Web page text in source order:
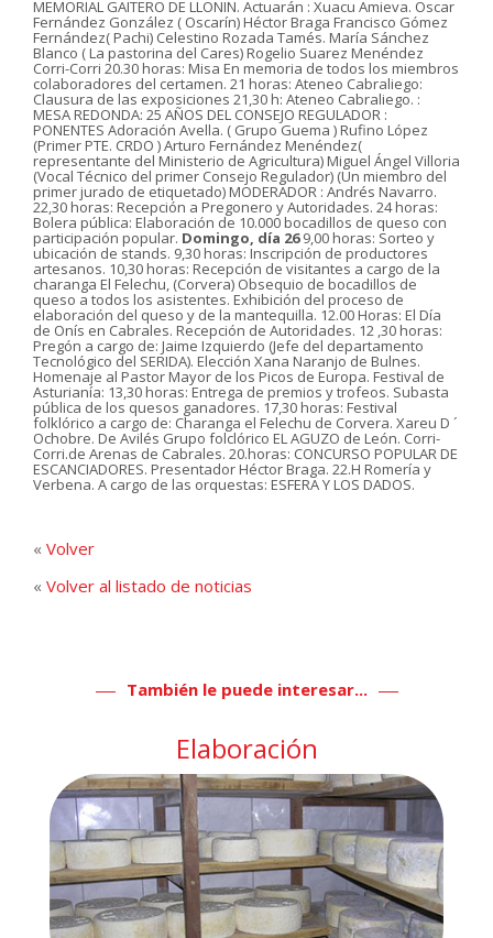
MEMORIAL GAITERO DE LLONIN. Actuarán : Xuacu Amieva. Oscar
Fernández González ( Oscarín) Héctor Braga Francisco Gómez
Fernández( Pachi) Celestino Rozada Tamés. María Sánchez
Blanco ( La pastorina del Cares) Rogelio Suarez Menéndez
Corri-Corri 20.30 horas: Misa En memoria de todos los miembros
colaboradores del certamen. 21 horas: Ateneo Cabraliego:
Clausura de las exposiciones 21,30 h: Ateneo Cabraliego. :
MESA REDONDA: 25 AÑOS DEL CONSEJO REGULADOR :
PONENTES Adoración Avella. ( Grupo Guema ) Rufino López
(Primer PTE. CRDO ) Arturo Fernández Menéndez(
representante del Ministerio de Agricultura) Miguel Ángel Villoria
(Vocal Técnico del primer Consejo Regulador) (Un miembro del
primer jurado de etiquetado) MODERADOR : Andrés Navarro.
22,30 horas: Recepción a Pregonero y Autoridades. 24 horas:
Bolera pública: Elaboración de 10.000 bocadillos de queso con
participación popular. Domingo, día 269,00 horas: Sorteo y
ubicación de stands. 9,30 horas: Inscripción de productores
artesanos. 10,30 horas: Recepción de visitantes a cargo de la
charanga El Felechu, (Corvera) Obsequio de bocadillos de
queso a todos los asistentes. Exhibición del proceso de
elaboración del queso y de la mantequilla. 12.00 Horas: El Día
de Onís en Cabrales. Recepción de Autoridades. 12 ,30 horas:
Pregón a cargo de: Jaime Izquierdo (Jefe del departamento
Tecnológico del SERIDA). Elección Xana Naranjo de Bulnes.
Homenaje al Pastor Mayor de los Picos de Europa. Festival de
Asturianía: 13,30 horas: Entrega de premios y trofeos. Subasta
pública de los quesos ganadores. 17,30 horas: Festival
folklórico a cargo de: Charanga el Felechu de Corvera. Xareu D ´
Ochobre. De Avilés Grupo folclórico EL AGUZO de León. Corri-
Corri.de Arenas de Cabrales. 20.horas: CONCURSO POPULAR DE
ESCANCIADORES. Presentador Héctor Braga. 22.H Romería y
Verbena. A cargo de las orquestas: ESFERA Y LOS DADOS.
« Volver
« Volver al listado de noticias
También le puede interesar...
Elaboración